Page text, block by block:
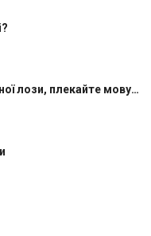
лози, плекайте мову…